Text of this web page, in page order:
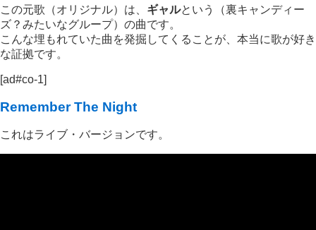
この元歌（オリジナル）は、 ギャルという（裏キャンディー
ズ？みたいなグループ）の曲です。
こんな埋もれていた曲を発掘してくることが、本当に歌が好き
な証拠です。
[ad#co-1]
Remember The Night
これはライブ・バージョンです。